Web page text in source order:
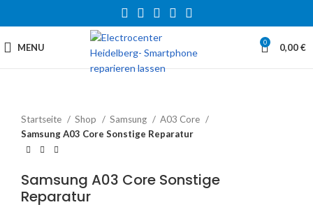
MENU 0 0,00€
Startseite Shop Samsung
A03 Core
Samsung A03 Core Sonstige Reparatur
Samsung A03 Core Sonstige
Reparatur